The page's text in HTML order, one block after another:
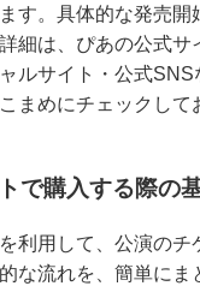
す。具体的な発売開
細は、ぴあの公式サ
ルサイト・公式SNS
まめにチェックして
で購入する際の
利用して、公演のチ
な流れを、簡単にま